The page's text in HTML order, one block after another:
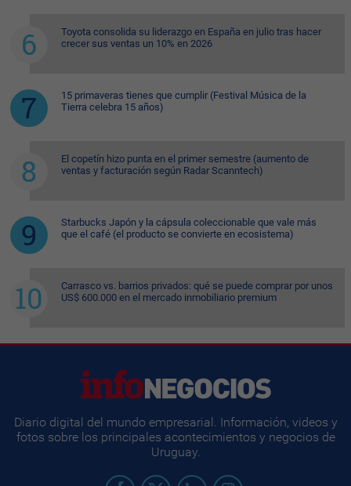
Toyota consolida su liderazgo en España en julio tras hacer
crecer sus ventas un 10% en 2026
15 primaveras tienes que cumplir (Festival Música de la
Tierra celebra 15 años)
El copetín hizo punta en el primer semestre (aumento de
ventas y facturación según Radar Scanntech)
Starbucks Japón y la cápsula coleccionable que vale más
que el café (el producto se convierte en ecosistema)
Carrasco vs. barrios privados: qué se puede comprar por unos
US$ 600.000 en el mercado inmobiliario premium
Diario digital del mundo empresarial. Información, videos y
fotos sobre los principales acontecimientos y negocios de
Uruguay.